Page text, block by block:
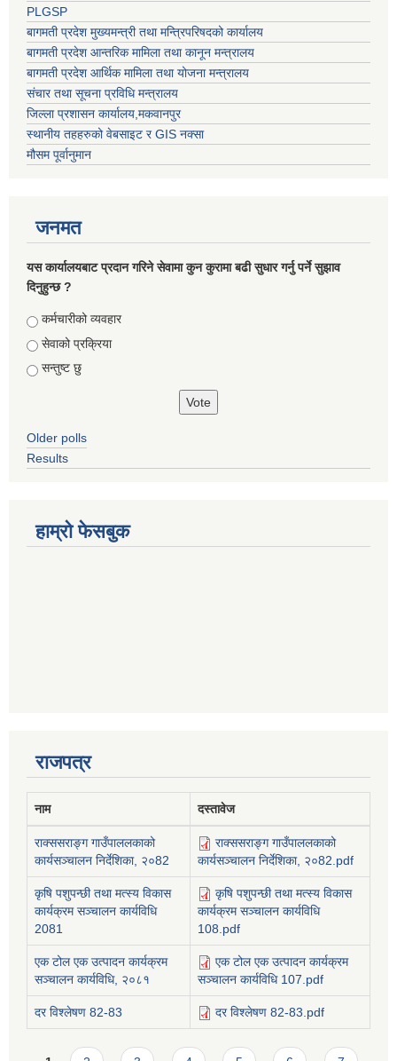
PLGSP
बागमती प्रदेश मुख्यमन्त्री तथा मन्त्रिपरिषदको कार्यालय
बागमती प्रदेश आन्तरिक मामिला तथा कानून मन्त्रालय
बागमती प्रदेश आर्थिक मामिला तथा योजना मन्त्रालय
संचार तथा सूचना प्रविधि मन्त्रालय
जिल्ला प्रशासन कार्यालय,मकवानपुर
स्थानीय तहहरुको वेबसाइट र GIS नक्सा
मौसम पूर्वानुमान
जनमत
यस कार्यालयबाट प्रदान गरिने सेवामा कुन कुरामा बढी सुधार गर्नु पर्ने सुझाव
दिनुहुन्छ ?
Choices
कर्मचारीको व्यवहार
सेवाको प्रक्रिया
सन्तुष्ट छु
Older polls
Results
हाम्रो फेसबुक
राजपत्र
नाम दस्तावेज
राक्ससराङ्ग गाउँपाललकाको
कार्यसञ्चालन निर्देशिका, २०82
राक्ससराङ्ग गाउँपाललकाको
कार्यसञ्चालन निर्देशिका, २०82.pdf
कृषि पशुपन्छी तथा मत्स्य विकास
कार्यक्रम सञ्चालन कार्यविधि
2081
कृषि पशुपन्छी तथा मत्स्य विकास
कार्यक्रम सञ्चालन कार्यविधि
108.pdf
एक टोल एक उत्पादन कार्यक्रम
सञ्चालन कार्यविधि, २०८१
एक टोल एक उत्पादन कार्यक्रम
सञ्चालन कार्यविधि 107.pdf
दर विश्लेषण 82-83 दर विश्लेषण 82-83.pdf